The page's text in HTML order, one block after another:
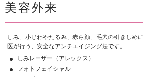
美容外来
しみ、小じわやたるみ、赤ら顔、毛穴の引きしめ
医が行う、安全なアンチエイジング法です。
しみレーザー（アレックス）
フォトフェイシャル